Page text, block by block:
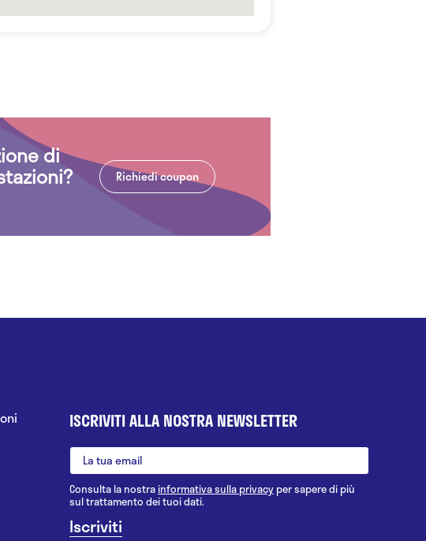
di
Richiedi coupon
ISCRIVITI ALLA NOSTRA NEWSLETTER
Consulta la nostrainformativa sulla privacy per sapere di più
sul trattamento dei tuoi dati.